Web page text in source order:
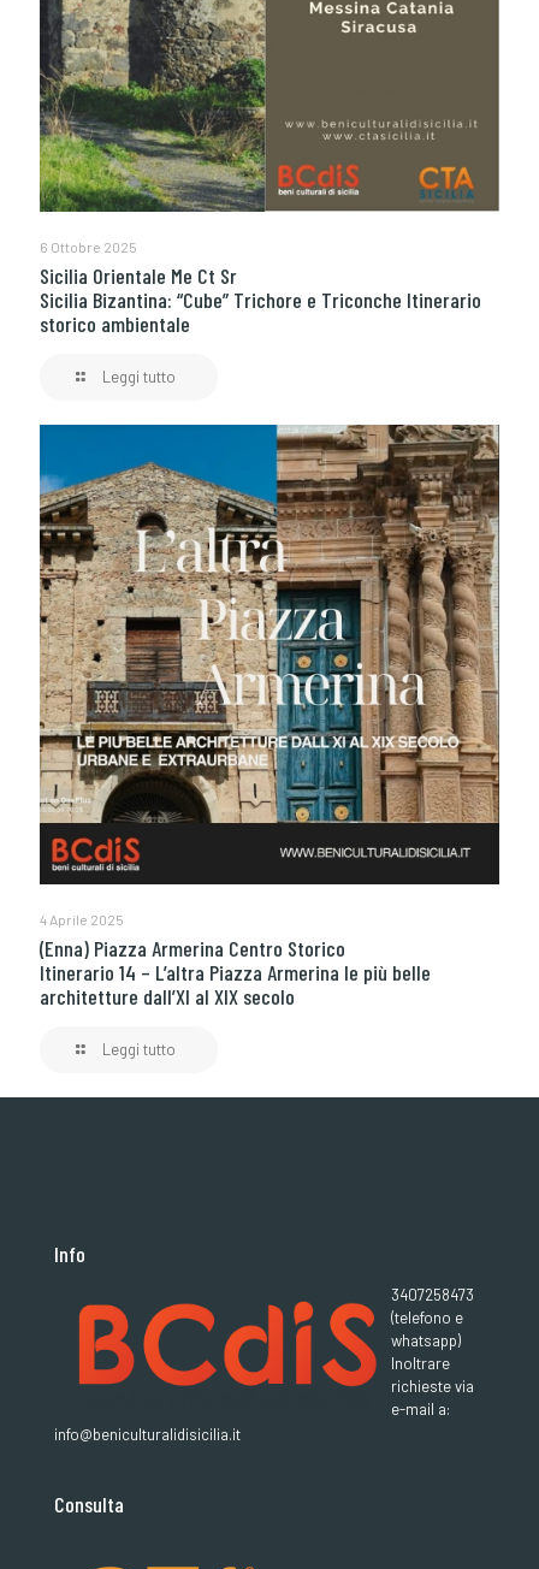
6 Ottobre 2025
Sicilia Orientale Me Ct Sr
Sicilia Bizantina: “Cube” Trichore e Triconche Itinerario
storico ambientale
Leggi tutto
4 Aprile 2025
(Enna) Piazza Armerina Centro Storico
Itinerario 14 – L’altra Piazza Armerina le più belle
architetture dall’XI al XIX secolo
Leggi tutto
Info
3407258473
(telefono e
whatsapp)
Inoltrare
richieste via
e-mail a:
info@beniculturalidisicilia.it
Consulta